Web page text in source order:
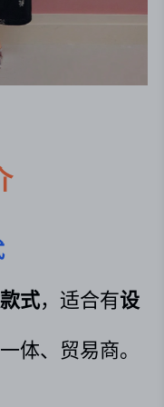
式，适合有设
体、贸易商。